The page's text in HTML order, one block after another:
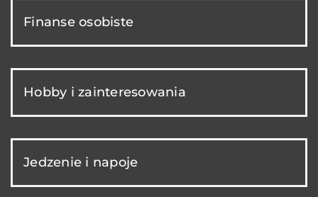
Finanse osobiste
Hobby i zainteresowania
Jedzenie i napoje